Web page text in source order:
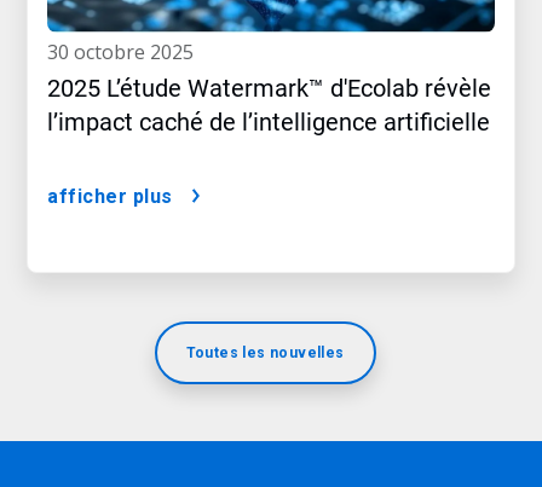
30 octobre 2025
2025 L’étude Watermark™ d'Ecolab révèle
l’impact caché de l’intelligence artificielle
afficher plus
Toutes les nouvelles